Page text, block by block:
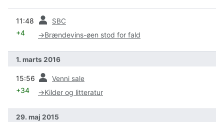
11:48 SBC
+4 →Brændevins-øen stod for fald
1. marts 2016
15:56 Venni sale
+34 →Kilder og litteratur
29. maj 2015